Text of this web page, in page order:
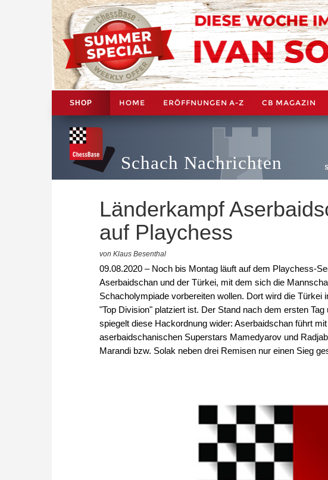
SHOP HOME ERÖFFNUNGEN A-Z CB MAGAZIN
Schach Nachrichten
Länderkampf
auf Playchess
von Klaus Besenthal
09.08.2020 – Noch bis Montag läuft auf dem Playchess-
Aserbaidschan und der Türkei, mit dem sich die
Schacholympiade vorbereiten wollen. Dort wird die
"Top Division" platziert ist. Der Stand nach dem ersten
spiegelt diese Hackordnung wider: Aserbaidschan führt
aserbaidschanischen Superstars Mamedyarov und
Marandi bzw. Solak neben drei Remisen nur einen Sieg